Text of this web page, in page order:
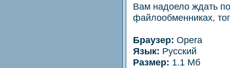
Вам надоело ждать
файлообменниках,
Браузер: Opera
Язык: Русский
Размер: 1.1 Мб